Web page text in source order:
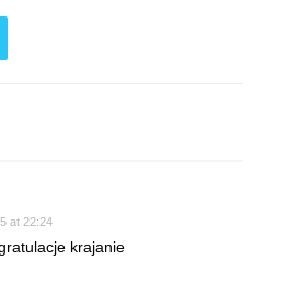
at 22:24
krajanie